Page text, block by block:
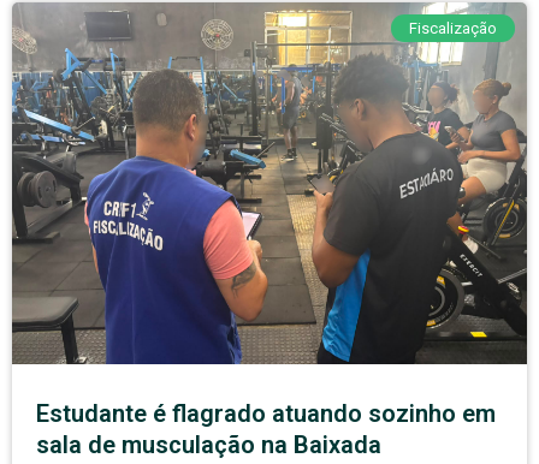
Fiscalização
Estudante é flagrado atuando sozinho em
sala de musculação na Baixada